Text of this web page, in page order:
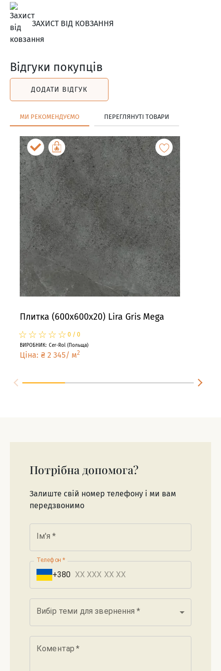
ЗАХИСТ ВІД КОВЗАННЯ
Відгуки покупців
ДОДАТИ ВІДГУК
МИ РЕКОМЕНДУЄМО ПЕРЕГЛЯНУТІ ТОВАРИ
Плитка (600x600x20) Lira Gris Mega
☆
★☆
★☆
★☆
★☆
★ 0 / 0
ВИРОБНИК: Cer-Rol (Польща)
Ціна: ₴ 2 345/ м2
Потрібна допомога?
Залиште свій номер телефону і ми вам
передзвонимо
Ім'я *
Телефон *
+380
Вибір теми для звернення *
Коментар *